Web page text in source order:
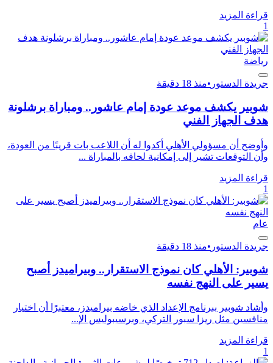
قراءة المزيد
1
رياضة
جريدة الدستور •منذ 18 دقيقة
شوبير يكشف موعد عودة إمام عاشور.. ومباراة برشلونة
هدف الجهاز الفني
وأوضح أن مسؤولي الأهلي أكدوا له أن اللاعب بات قريبًا من العودة،
وأن التوقعات تشير إلى إمكانية لحاقه بالمباراة ...
قراءة المزيد
1
عام
جريدة الدستور •منذ 18 دقيقة
شوبير: الأهلي كان نموذج الاستقرار.. وبيراميدز أصبح
يسير على النهج نفسه
وأشاد شوبير ببرنامج الإعداد الذي خاضه بيراميدز، معتبرًا أن اختيار
منافسين مثل ريزا سبور التركي، وبرسيبوليس الإ...
قراءة المزيد
1